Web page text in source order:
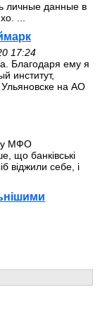
личные данные в
...
17:24
Благодаря ему я
институт,
Ульяновске на АО
МФО
що банківські
віджили себе, і